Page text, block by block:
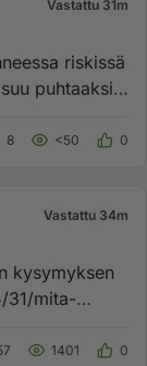
Vastattu 31m
riskissä
puhtaaksi,
8 <50 0
Vastattu 34m
kysymyksen
31/mita-
1401 0